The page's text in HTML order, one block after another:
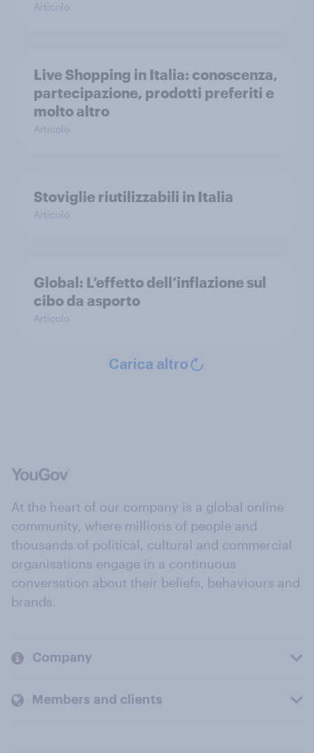
Articolo
Live Shopping in Italia: conoscenza,
partecipazione, prodotti preferiti e
molto altro
Articolo
Stoviglie riutilizzabili in Italia
Articolo
Global: L’effetto dell’inflazione sul
cibo da asporto
Articolo
Carica altro
At the heart of our company is a global online
community, where millions of people and
thousands of political, cultural and commercial
organisations engage in a continuous
conversation about their beliefs, behaviours and
brands.
Company
Members and clients